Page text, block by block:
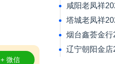
+ 微信
元旦节活动
咸阳老凤祥
克减100元
塔城老凤祥
克减50元
烟台鑫荟金
换1克免新品
辽宁朝阳金